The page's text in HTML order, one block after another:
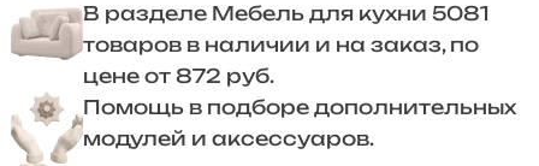
В разделе Мебель для кухни 5081
товаров в наличии и на заказ, по
цене от 872 руб.
Помощь в подборе дополнительных
модулей и аксессуаров.